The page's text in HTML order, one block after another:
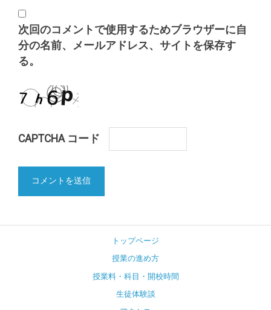
次回のコメントで使用するためブラウザーに自
分の名前、メールアドレス、サイトを保存す
る。
CAPTCHA コード
トップページ
授業の進め方
授業料・科目・開校時間
生徒体験談